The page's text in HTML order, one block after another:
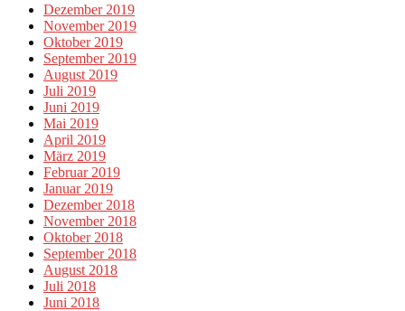
Dezember 2019
November 2019
Oktober 2019
September 2019
August 2019
Juli 2019
Juni 2019
Mai 2019
April 2019
März 2019
Februar 2019
Januar 2019
Dezember 2018
November 2018
Oktober 2018
September 2018
August 2018
Juli 2018
Juni 2018